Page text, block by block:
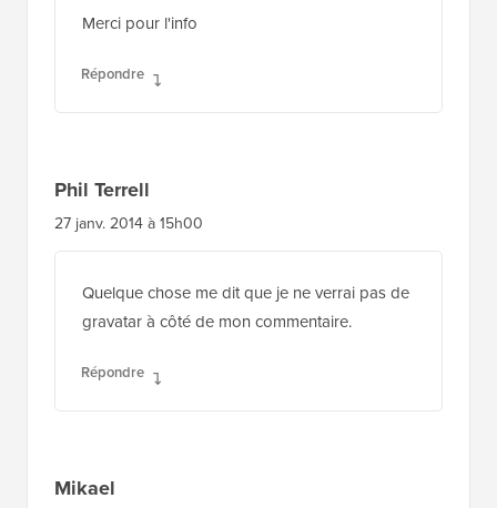
Merci pour l'info
Répondre
Phil Terrell
27 janv. 2014 à 15h00
Quelque chose me dit que je ne verrai pas de
gravatar à côté de mon commentaire.
Répondre
Mikael